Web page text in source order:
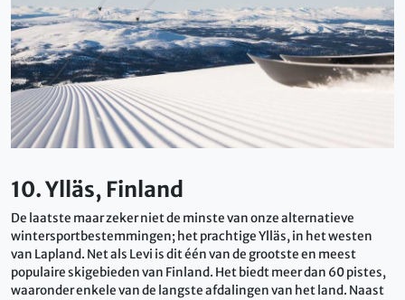
10. Ylläs, Finland
De laatste maar zeker niet de minste van onze alternatieve
wintersportbestemmingen; het prachtige Ylläs, in het westen
van Lapland. Net als Levi is dit één van de grootste en meest
populaire skigebieden van Finland. Het biedt meer dan 60 pistes,
waaronder enkele van de langste afdalingen van het land. Naast